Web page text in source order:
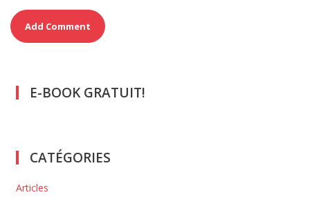
E-BOOK GRATUIT!
CATÉGORIES
Articles